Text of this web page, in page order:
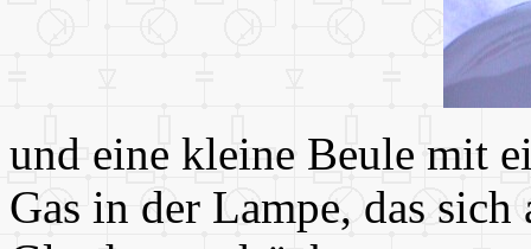
und eine kleine Beule mit
Gas in der Lampe, das